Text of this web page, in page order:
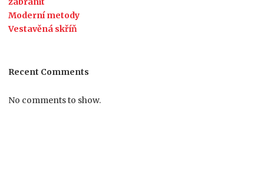
Moderní metody
Vestavěná skříň
Recent Comments
No comments to show.